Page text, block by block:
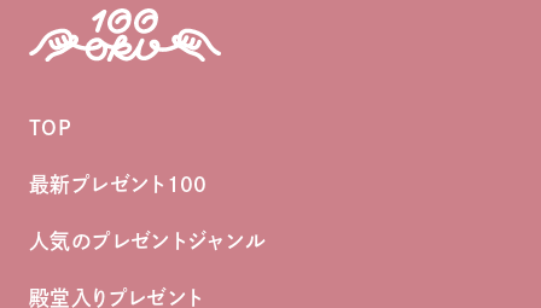
TOP
最新プレゼント100
人気のプレゼントジャンル
殿堂入りプレゼント